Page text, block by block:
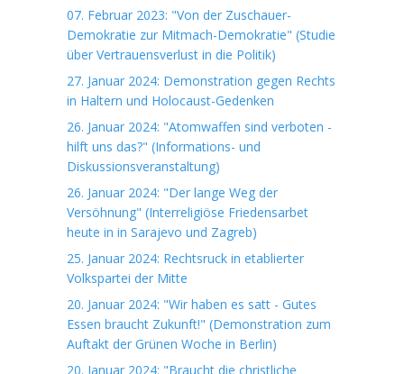
07. Februar 2023: "Von der Zuschauer-
Demokratie zur Mitmach-Demokratie" (Studie
über Vertrauensverlust in die Politik)
27. Januar 2024: Demonstration gegen Rechts
in Haltern und Holocaust-Gedenken
26. Januar 2024: "Atomwaffen sind verboten -
hilft uns das?" (Informations- und
Diskussionsveranstaltung)
26. Januar 2024: "Der lange Weg der
Versöhnung" (Interreligiöse Friedensarbet
heute in in Sarajevo und Zagreb)
25. Januar 2024: Rechtsruck in etablierter
Volkspartei der Mitte
20. Januar 2024: "Wir haben es satt - Gutes
Essen braucht Zukunft!" (Demonstration zum
Auftakt der Grünen Woche in Berlin)
20. Januar 2024: "Braucht die christliche